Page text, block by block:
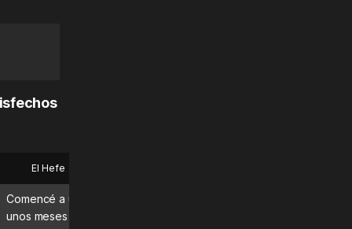
El Hefe
Comencé a usar MadMuscles hace
unos meses y estoy disfrutando